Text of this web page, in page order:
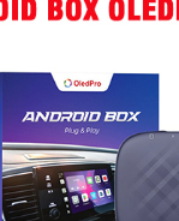
4.500.000₫.